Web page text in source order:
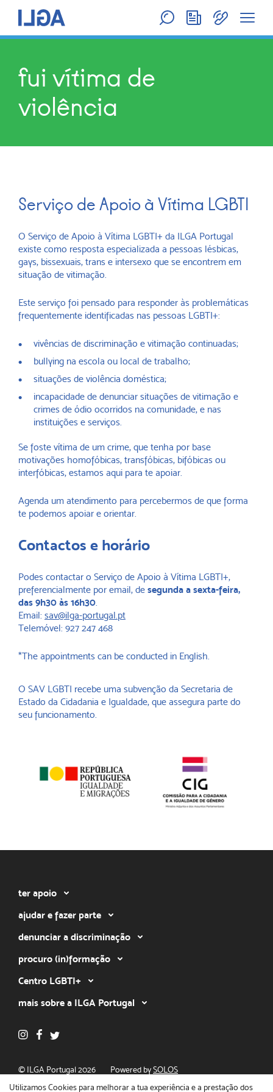
Utilizamos Cookies para melhorar a tua experiência e a prestação dos
fui vítima de
violência
Serviço de Apoio à Vítima LGBTI
O Serviço de Apoio à Vítima LGBTI+ da ILGA Portugal
existe como resposta especializada a pessoas lésbicas,
gays, bissexuais, trans e intersexo que se encontrem em
situação de vitimação.
Este serviço foi pensado para responder às problemáticas
frequentemente identificadas nas pessoas LGBTI+:
vivências de discriminação e vitimação continuadas;
bullying na escola ou local de trabalho;
situações de violência doméstica;
incapacidade de denunciar situações de vitimação e
crimes de ódio ocorridos na comunidade, e nas
instituições e serviços.
Se foste vítima de um crime, que tenha por base
motivações homofóbicas, transfóbicas, bifóbicas ou
interfóbicas, estamos aqui para te apoiar.
Agenda um atendimento para percebermos de que forma
te podemos apoiar e orientar.
Contactos e horário
Podes contactar o Serviço de Apoio à Vítima LGBTI+,
preferencialmente por email, de segunda a sexta-feira,
das 9h30 às 16h30.
Email: sav@ilga-portugal.pt
Telemóvel: 927 247 468
*The appointments can be conducted in English.
O SAV LGBTI recebe uma subvenção da Secretaria de
Estado da Cidadania e Igualdade, que assegura parte do
seu funcionamento.
ter apoio
ajudar e fazer parte
denunciar a discriminação
procuro (in)formação
Centro LGBTI+
mais sobre a ILGA Portugal
© ILGA Portugal 2026 Powered bySOLOS
Política de privacidade